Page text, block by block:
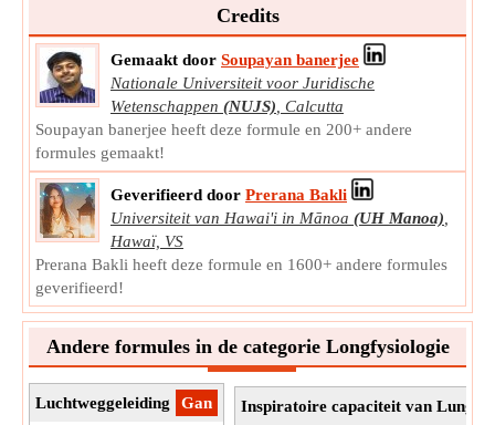
Opmerking:
De waarde moet groter zijn dan 0.
Volumetrische luchtstroom
Volumetrische luchtstroom is de volumetrische
stroomsnelheid (ook bekend als volumestroomsnelheid,
vloeistofstroom of volumesnelheid) is het vloeistofvolume
dat per tijdseenheid passeert.
Symbool:
v̇
Meting:
Volumetrische stroomsnelheid
cm³/s
Credits
Gemaakt door Soupayan banerjee
Nationale Universiteit voor Juridische
Wetenschappen (NUJS) Calcutta
Soupayan banerjee heeft deze formule en 200+ andere
formules gemaakt!
Geverifieerd door Prerana Bakli
Universiteit van Hawai'i in Mānoa (UH Manoa)
Hawaï, VS
Prerana Bakli heeft deze formule en 1600+ andere formules
geverifieerd!
Andere formules in de categorie Longfysiologie
​Gan
Luchtweggeleiding Inspiratoire capaciteit van Lung